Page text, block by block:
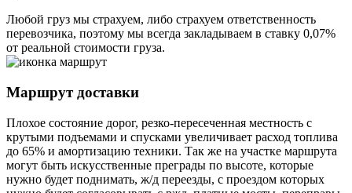
Любой груз мы страхуем, либо страхуем ответственность
перевозчика, поэтому мы всегда закладываем в ставку 0,07%
от реальной стоимости груза.
Маршрут доставки
Плохое состояние дорог, резко-пересеченная местность с
крутыми подъемами и спусками увеличивает расход топлива
до 65% и амортизацию техники. Так же на участке маршрута
могут быть искусственные преграды по высоте, которые
нужно будет поднимать, ж/д переезды, с проездом которых